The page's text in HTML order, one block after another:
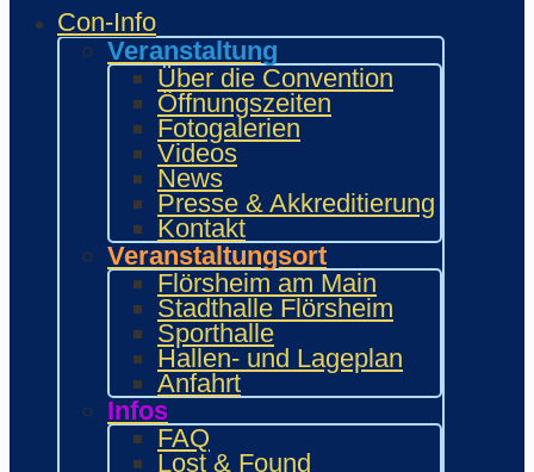
Con-Info
Veranstaltung
Über die Convention
Öffnungszeiten
Fotogalerien
Videos
News
Presse & Akkreditierung
Kontakt
Veranstaltungsort
Flörsheim am Main
Stadthalle Flörsheim
Sporthalle
Hallen- und Lageplan
Anfahrt
Infos
FAQ
Lost & Found
Cosplaywaffen- und -
Requisitenregeln
MARKTPLATZ
Händler
Zeichner und Künstler
Fanprojekte
Kulturaussteller
Bring and Buy
Food Area
Maidcafé
INTERAKTIV
Workshops und Präsentationen
Gamesroom
Trading Card Games (TCG)
Brettspiele
Karaoke
Wettbewerbe
ENTERTAINMENT
Ehrengäste